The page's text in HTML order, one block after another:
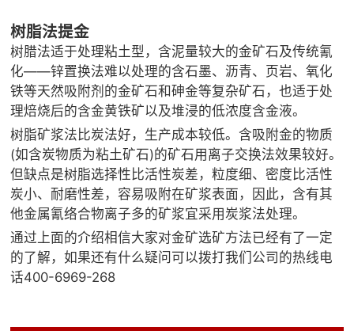
树脂法提金
树腊法适于处理粘土型，含泥量较大的金矿石及传统氰
化——锌置换法难以处理的含石墨、沥青、页岩、氧化
铁等天然吸附剂的金矿石和砷金等复杂矿石，也适于处
理焙烧后的含金黄铁矿以及堆浸的低浓度含金液。
树脂矿浆法比炭法好，生产成本较低。含吸附金的物质
(如含炭物质为粘土矿石)的矿石用离子交换法效果较好。
但缺点是树脂选择性比活性炭差，粒度细、密度比活性
炭小、耐磨性差，容易吸附在矿浆表面，因此，含有其
他金属氰络合物离子多的矿浆宜采用炭浆法处理。
通过上面的介绍相信大家对金矿选矿方法已经有了一定
的了解，如果还有什么疑问可以拨打我们公司的热线电
话400-6969-268